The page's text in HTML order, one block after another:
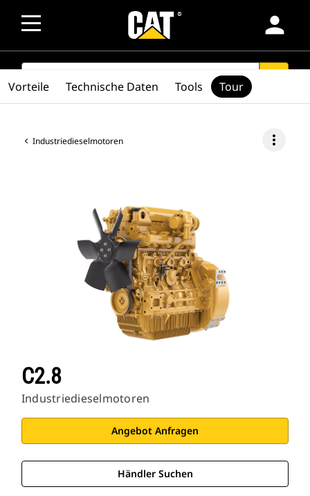
person
SEARCH
Industriedieselmotoren more_vert
C2.8
Industriedieselmotoren
Angebot Anfragen
Händler Suchen
Vorteile Technische Daten Tools Tour